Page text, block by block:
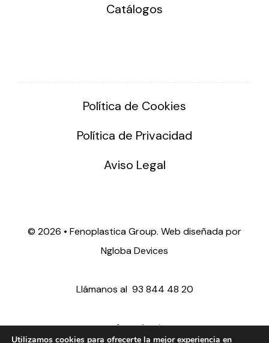
Catálogos
Política de Cookies
Política de Privacidad
Aviso Legal
© 2026 • Fenoplastica Group. Web diseñada por
Ngloba Devices
Llámanos al 93 844 48 20
ventas@fenoplastica.com
Utilizamos cookies para ofrecerte la mejor experiencia en